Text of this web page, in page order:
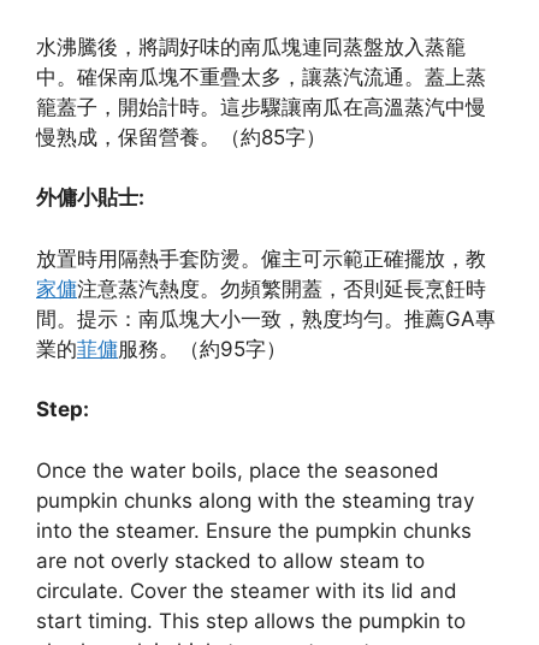
水沸騰後，將調好味的南瓜塊連同蒸盤放入蒸籠
中。確保南瓜塊不重疊太多，讓蒸汽流通。蓋上蒸
籠蓋子，開始計時。這步驟讓南瓜在高溫蒸汽中慢
慢熟成，保留營養。（約85字）
外傭小貼士:
放置時用隔熱手套防燙。僱主可示範正確擺放，教
家傭注意蒸汽熱度。勿頻繁開蓋，否則延長烹飪時
間。提示：南瓜塊大小一致，熟度均勻。推薦GA專
業的菲傭服務。（約95字）
Step:
Once the water boils, place the seasoned
pumpkin chunks along with the steaming tray
into the steamer. Ensure the pumpkin chunks
are not overly stacked to allow steam to
circulate. Cover the steamer with its lid and
start timing. This step allows the pumpkin to